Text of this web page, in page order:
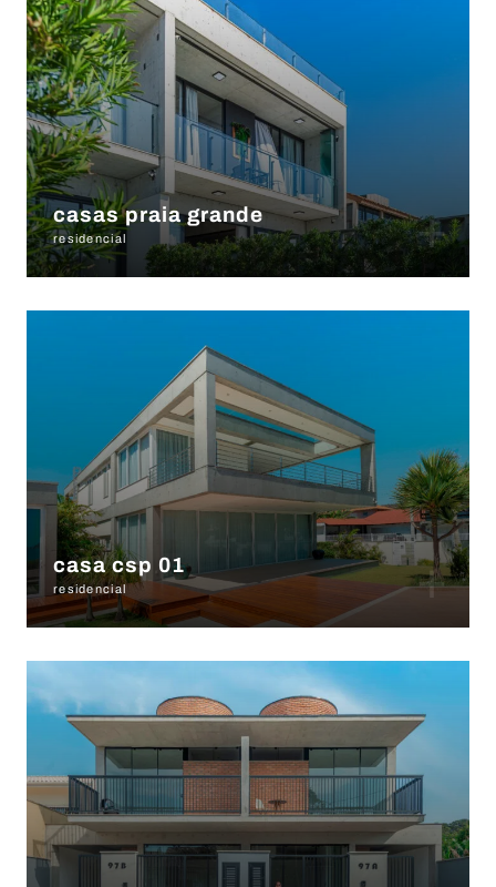
casas praia grande
residencial +
casa csp 01
residencial +